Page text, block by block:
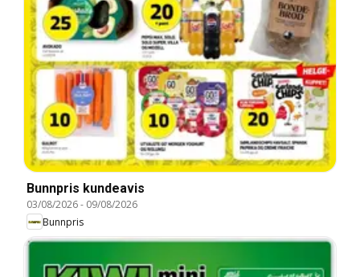
Bunnpris kundeavis
03/08/2026- 09/08/2026
Bunnpris